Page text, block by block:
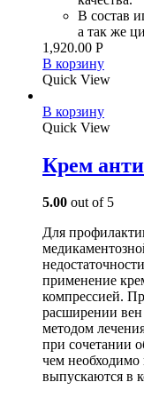
В состав
а так же
1,920.00 Р
В корзину
Quick View
В корзину
Quick View
Крем
5.00 out of 5
Для
применение
компрессией.
расширении вен
методом
при сочетании
чем
выпускаются в